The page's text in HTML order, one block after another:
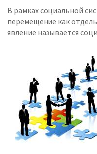
В рамках социальной
перемещение как
явление называется